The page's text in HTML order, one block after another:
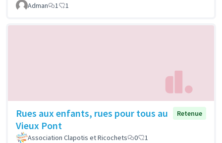
Adman 1 1
Rues aux enfants, rues pour tous au
Vieux Pont
Retenue
Association Clapotis et Ricochets 0 1